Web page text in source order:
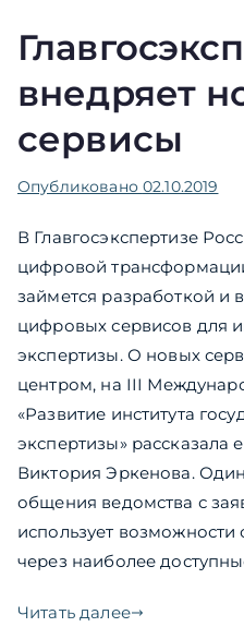
внедряет
сервисы
Опубликовано 02.10.2019
В Главгосэкспертизе
цифровой
займется разработкой и
цифровых сервисов для
экспертизы. О новых
центром, на III
«Развитие института
экспертизы» рассказала
Виктория Эркенова.
общения ведомства с
использует
через наиболее
Читать далее